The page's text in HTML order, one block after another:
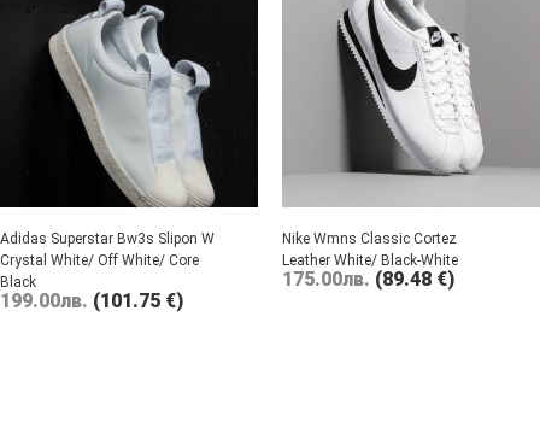
Adidas Superstar Bw3s Slipon W
Crystal White/ Off White/ Core
Black
199.00лв. (101.75 €)
Nike Wmns Classic Cortez
Leather White/ Black-White
175.00лв. (89.48 €)